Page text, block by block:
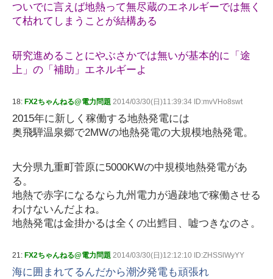
ついでに言えば地熱って無尽蔵のエネルギーでは無く
て枯れてしまうことが結構ある
研究進めることにやぶさかでは無いが基本的に「途
上」の「補助」エネルギーよ
18: FX2ちゃんねる@電力問題 2014/03/30(日)11:39:34 ID:mvVHo8swt
2015年に新しく稼働する地熱発電には
奥飛騨温泉郷で2MWの地熱発電の大規模地熱発電。
大分県九重町菅原に5000KWの中規模地熱発電があ
る。
地熱で赤字になるなら九州電力が過疎地で稼働させる
わけないんだよね。
地熱発電は金掛かるは全くの出鱈目、嘘つきなのさ。
21: FX2ちゃんねる@電力問題 2014/03/30(日)12:12:10 ID:ZHSSlWyYY
海に囲まれてるんだから潮汐発電も頑張れ